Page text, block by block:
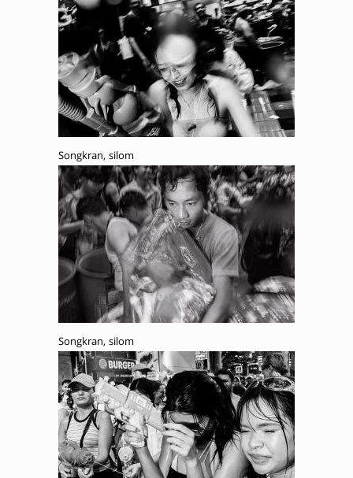
Songkran, silom
Songkran, silom